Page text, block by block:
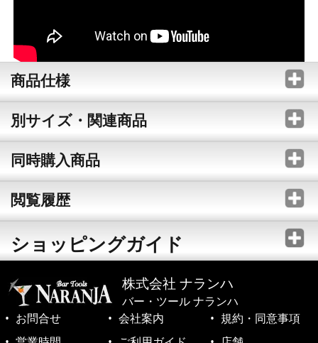
商品仕様
別サイズ・関連商品
同時購入商品
閲覧履歴
ショッピングガイド
株式会社 ナランハ
バー・ツール ナランハ
お問合せ
会社案内
規約・同意事項